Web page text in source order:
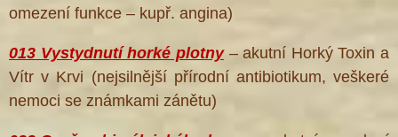
omezení funkce – kupř. angina)
013 Vystydnutí horké plotny – akutní Horký Toxin a
Vítr v Krvi (nejsilnější přírodní antibiotikum, veškeré
nemoci se známkami zánětu)